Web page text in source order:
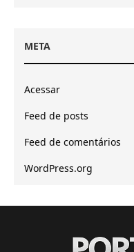
META
Acessar
Feed de posts
Feed de comentários
WordPress.org